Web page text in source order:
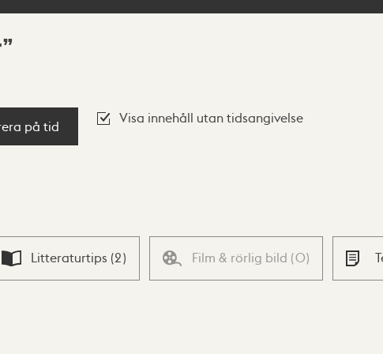
på tid
Visa innehåll utan tidsangivelse
Litteraturtips (2) Film & rörlig bild (0)